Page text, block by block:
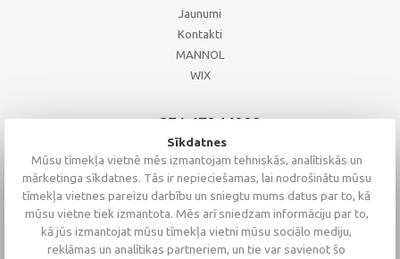
Jaunumi
Kontakti
MANNOL
WIX
+371 67244008
+371 67271055
+371 26002793
Sīkdatnes
Mūsu tīmekļa vietnē mēs izmantojam tehniskās, analītiskās un
mārketinga sīkdatnes. Tās ir nepieciešamas, lai nodrošinātu mūsu
tīmekļa vietnes pareizu darbību un sniegtu mums datus par to, kā
mūsu vietne tiek izmantota. Mēs arī sniedzam informāciju par to,
kā jūs izmantojat mūsu tīmekļa vietni mūsu sociālo mediju,
reklāmas un analītikas partneriem, un tie var savienot šo